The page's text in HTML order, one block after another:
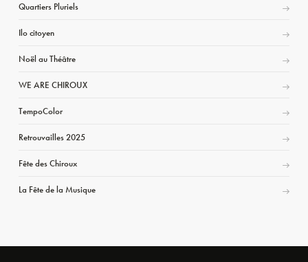
Quartiers Pluriels
Ilo citoyen
Noël au Théâtre
WE ARE CHIROUX
TempoColor
Retrouvailles 2025
Fête des Chiroux
La Fête de la Musique